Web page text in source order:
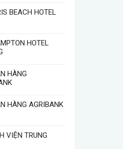
BEACH HOTEL
HOTEL
HÀNG
HÀNG AGRIBANK
VIỆN TRUNG